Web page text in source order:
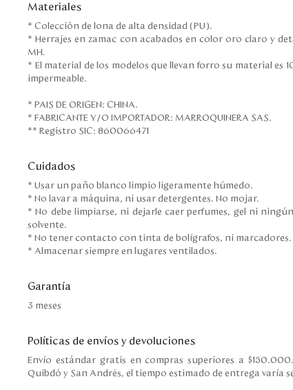
Materiales
* Colección de lona de alta densidad (PU).
* Herrajes en zamac con acabados en color oro claro y
MH.
* El material de los modelos que llevan forro su material es 100% poliéster con recubrimiento
impermeable.
* PAIS DE ORIGEN: CHINA.
* FABRICANTE Y/O IMPORTADOR: MARROQUINERA SAS.
** Registro SIC: 860066471
Cuidados
* Usar un paño blanco limpio ligeramente húmedo.
* No lavar a máquina, ni usar detergentes. No mojar.
* No debe limpiarse, ni dejarle caer perfumes, gel ni
solvente.
* No tener contacto con tinta de bolígrafos, ni marcadores.
* Almacenar siempre en lugares ventilados.
Garantía
3 meses
Políticas de envíos y devoluciones
Envío estándar gratis en compras superiores a
Quibdó y San Andrés, el tiempo estimado de entrega varía